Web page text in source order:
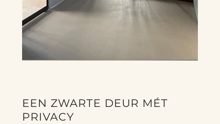
EEN ZWARTE DEUR MÉT
PRIVACY